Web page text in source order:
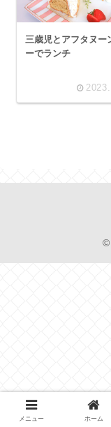
三歳児とアフタヌー
ーでランチ
©
メニュー ホーム